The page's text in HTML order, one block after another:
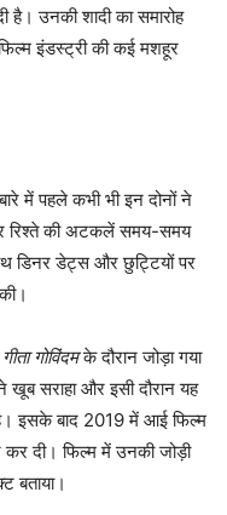
उनकी शादी का समारोह
इंडस्ट्री की कई मशहूर
में पहले कभी भी इन दोनों ने
रिश्ते की अटकलें समय-समय
डिनर डेट्स और छुट्टियों पर
गीता गोविंदमके दौरान जोड़ा गया
खूब सराहा और इसी दौरान यह
इसके बाद 2019 में आई फिल्म
दी। फिल्म में उनकी जोड़ी